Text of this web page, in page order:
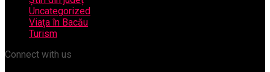
Uncategorized
Viața în Bacău
Turism
Connect with us